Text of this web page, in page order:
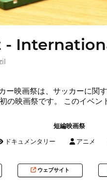
-
ー映画祭は、サッカーに関
の映画祭です。 このイベン
短編映画祭
ドキュメンタリー アニメ
ウェブサイト